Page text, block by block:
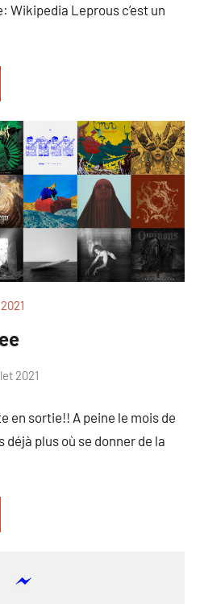
Wikipedia Leprous c’est un
2021
en sortie!! A peine le mois de
plus où se donner de la